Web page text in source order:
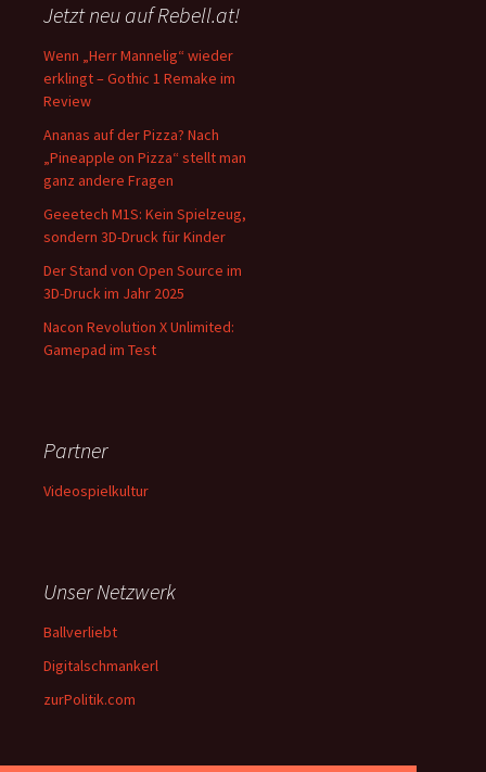
Jetzt neu auf Rebell.at!
Wenn „Herr Mannelig“ wieder
erklingt – Gothic 1 Remake im
Review
Ananas auf der Pizza? Nach
„Pineapple on Pizza“ stellt man
ganz andere Fragen
Geeetech M1S: Kein Spielzeug,
sondern 3D-Druck für Kinder
Der Stand von Open Source im
3D-Druck im Jahr 2025
Nacon Revolution X Unlimited:
Gamepad im Test
Partner
Videospielkultur
Unser Netzwerk
Ballverliebt
Digitalschmankerl
zurPolitik.com